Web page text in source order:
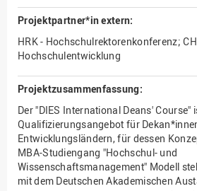
Projektpartner*in extern:
HRK - Hochschulrektorenkonferenz;
Hochschulentwicklung
Projektzusammenfassung:
Der "DIES International Deans' Course"
Qualifizierungsangebot für
Entwicklungsländern, für dessen
MBA-Studiengang "Hochschul- und
Wissenschaftsmanagement" Modell
mit dem Deutschen Akademischen